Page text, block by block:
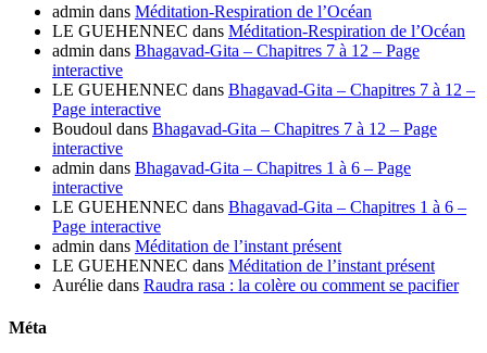
admin dans Méditation-Respiration de l’Océan
LE GUEHENNEC dans Méditation-Respiration de l’Océan
admin dans Bhagavad-Gita – Chapitres 7 à 12 – Page
interactive
LE GUEHENNEC dans Bhagavad-Gita – Chapitres 7 à 12 –
Page interactive
Boudoul dans Bhagavad-Gita – Chapitres 7 à 12 – Page
interactive
admin dans Bhagavad-Gita – Chapitres 1 à 6 – Page
interactive
LE GUEHENNEC dans Bhagavad-Gita – Chapitres 1 à 6 –
Page interactive
admin dans Méditation de l’instant présent
LE GUEHENNEC dans Méditation de l’instant présent
Aurélie dans Raudra rasa : la colère ou comment se pacifier
Méta